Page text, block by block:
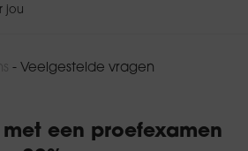
jou
- Veelgestelde vragen
met een proefexamen